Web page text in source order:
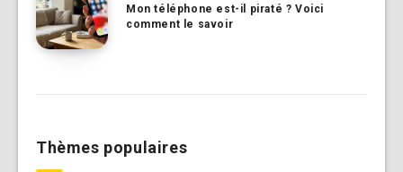
Mon téléphone est-il piraté ? Voici
comment le savoir
Thèmes populaires